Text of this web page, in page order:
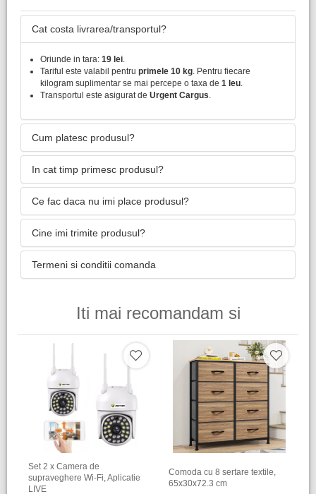
Cat costa livrarea/transportul?
Oriunde in tara: 19 lei
Tariful este valabil pentru primele 10 kg . Pentru fiecare
kilogram suplimentar se mai percepe o taxa de 1 leu
Transportul este asigurat de Urgent Cargus
Cum platesc produsul?
In cat timp primesc produsul?
Ce fac daca nu imi place produsul?
Cine imi trimite produsul?
Termeni si conditii comanda
Iti mai recomandam si
Set 2 x Camera de
supraveghere Wi-Fi, Aplicatie
LIVE
Comoda cu 8 sertare textile,
65x30x72.3 cm